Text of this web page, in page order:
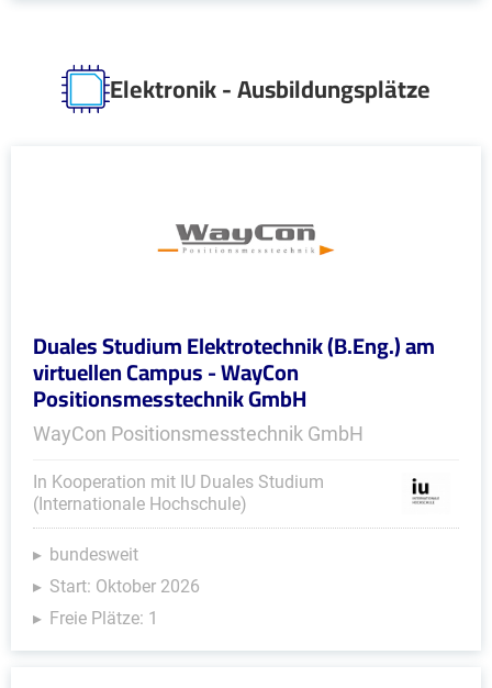
Elektronik - Ausbildungsplätze
Duales Studium Elektrotechnik (B.Eng.) am
virtuellen Campus - WayCon
Positionsmesstechnik GmbH
WayCon Positionsmesstechnik GmbH
In Kooperation mit IU Duales Studium
(Internationale Hochschule)
bundesweit
Start: Oktober 2026
Freie Plätze: 1